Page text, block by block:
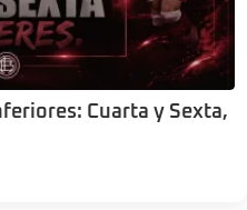
Cuarta y Sexta,